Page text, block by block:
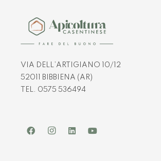
VIA DELL’ARTIGIANO 10/12
52011 BIBBIENA (AR)
TEL. 0575 536494